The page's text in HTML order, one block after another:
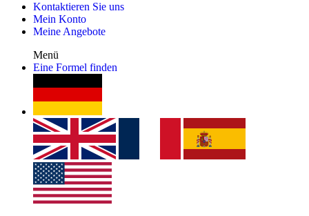
Kontaktieren Sie uns
Mein Konto
Meine Angebote
Menü
Eine Formel finden